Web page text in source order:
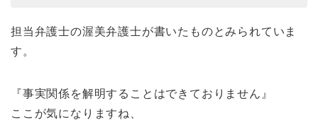
担当弁護士の渥美弁護士が書いたものとみられていま
す。
『事実関係を解明することはできておりません』
ここが気になりますね、